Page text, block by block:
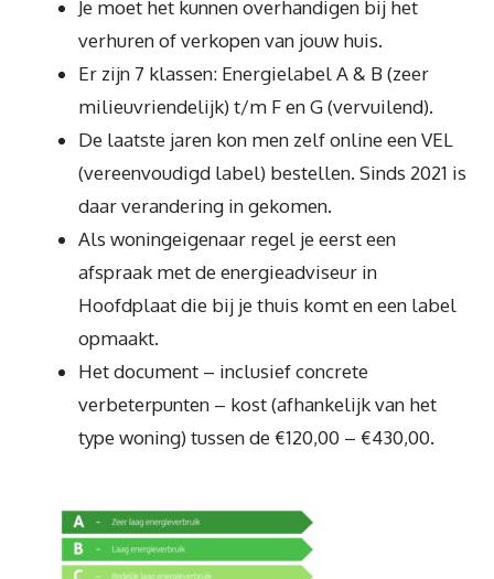
Je moet het kunnen overhandigen bij het
verhuren of verkopen van jouw huis.
Er zijn 7 klassen: Energielabel A & B (zeer
milieuvriendelijk) t/m F en G (vervuilend).
De laatste jaren kon men zelf online een VEL
(vereenvoudigd label) bestellen. Sinds 2021 is
daar verandering in gekomen.
Als woningeigenaar regel je eerst een
afspraak met de energieadviseur in
Hoofdplaat die bij je thuis komt en een label
opmaakt.
Het document – inclusief concrete
verbeterpunten – kost (afhankelijk van het
type woning) tussen de €120,00 – €430,00.